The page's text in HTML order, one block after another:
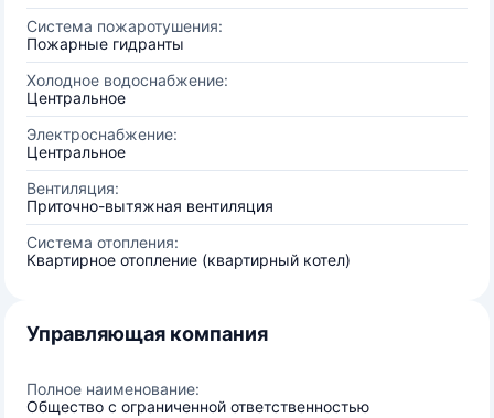
Система пожаротушения:
Пожарные гидранты
Холодное водоснабжение:
Центральное
Электроснабжение:
Центральное
Вентиляция:
Приточно-вытяжная вентиляция
Система отопления:
Квартирное отопление (квартирный котел)
Управляющая компания
Полное наименование:
Общество с ограниченной ответственностью